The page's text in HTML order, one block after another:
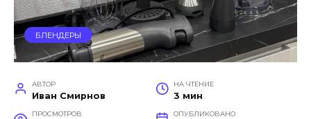
БЛЕНДЕРЫ
АВТОР
Иван Смирнов
НА ЧТЕНИЕ
3 мин
ПРОСМОТРОВ ОПУБЛИКОВАНО